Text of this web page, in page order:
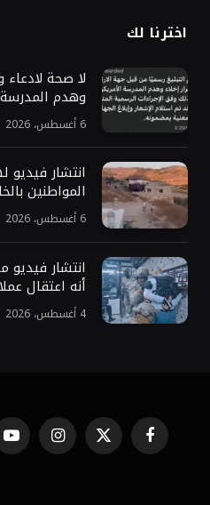
اخترنا لك
لا صحة لادعاء
وهدم المدرسة
6 أغسطس، 2026
انتشار
المواطنين
6 أغسطس، 2026
انتشار فيديو
أنه اعتقال
4 أغسطس، 2026
فيسبوك X
(Twitter)
الانستغرام